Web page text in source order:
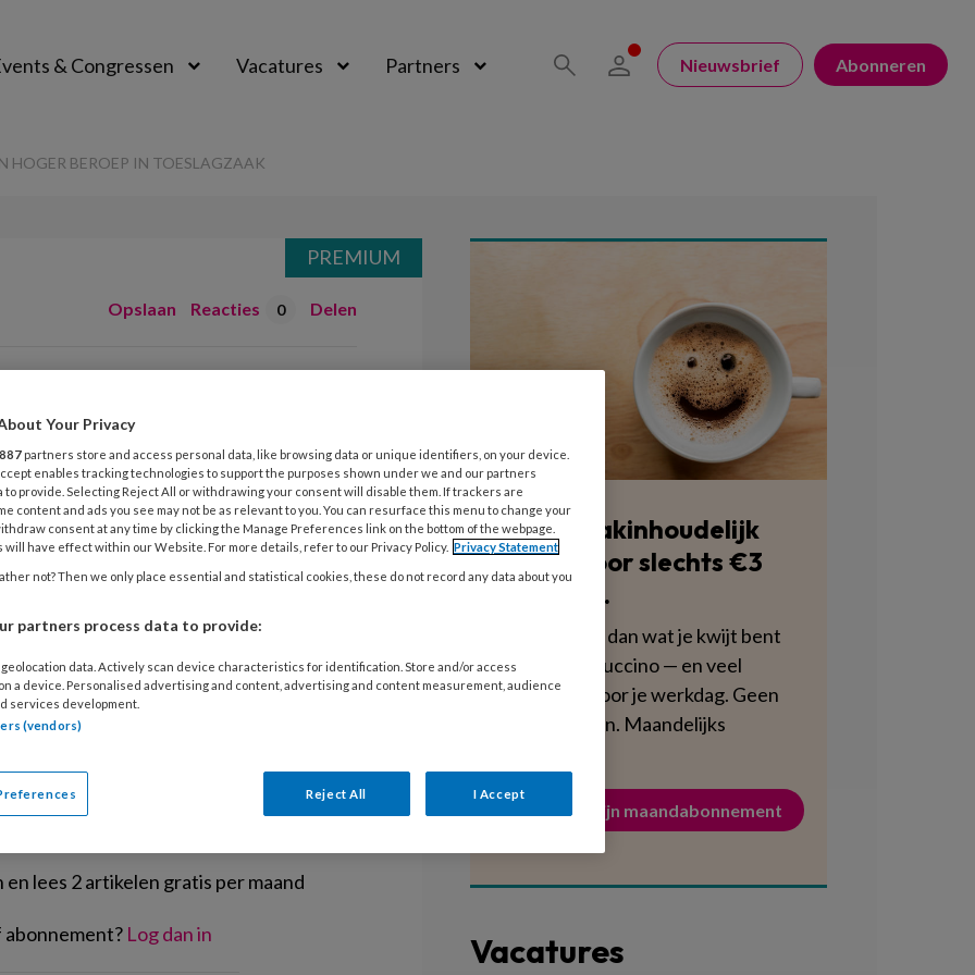
& Congressen Vacatures Partners Nieuwsbrief Abonneren
HOGER BEROEP IN TOESLAGZAAK
Opslaan Reacties 0 Delen
in hoger
beroep in een zaak die was
in de kinderopvangtoeslagaffaire.
draait werd onlangs door de
de fiscus maakt bezwaar
in deze zaak vrij te geven.
lezen?
lees 2 artikelen gratis per maand
Log dan in
PREMIUM
Blijf vakinhoudelijk
scherp voor slechts €3
per week.
Dat is minder dan wat je kwijt bent
aan een cappuccino — en veel
voedzamer voor je werkdag. Geen
verplichtingen. Maandelijks
Activeer mijn maandabonnement
Vacatures
Your Privacy
887 partners store and access personal data, like browsing data or unique identifiers, on your device.
enables tracking technologies to support the purposes shown under we and our partners
to provide. Selecting Reject All or withdrawing your consent will disable them. If trackers are
content and ads you see may not be as relevant to you. You can resurface this menu to change your
consent at any time by clicking the Manage Preferences link on the bottom of the webpage.
will have effect within our Website. For more details, refer to our Privacy Policy. Privacy Statement
not? Then we only place essential and statistical cookies, these do not record any data about you
partners process data to provide:
data. Actively scan device characteristics for identification. Store and/or access
a device. Personalised advertising and content, advertising and content measurement, audience
services development.
(vendors)
Reject All I Accept